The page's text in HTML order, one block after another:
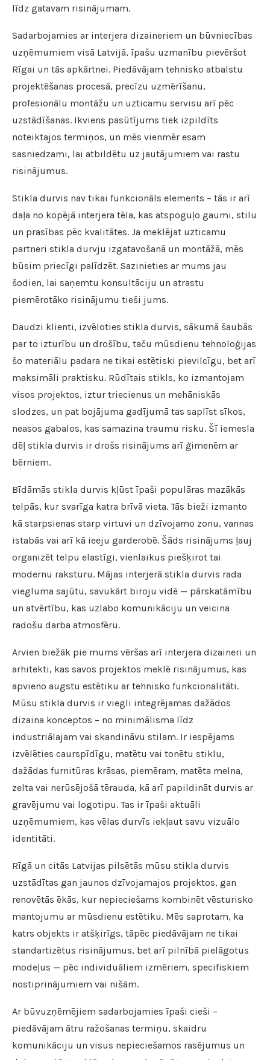
līdz gatavam risinājumam.
Sadarbojamies ar interjera dizaineriem un būvniecības
uzņēmumiem visā Latvijā, īpašu uzmanību pievēršot
Rīgai un tās apkārtnei. Piedāvājam tehnisko atbalstu
projektēšanas procesā, precīzu uzmērīšanu,
profesionālu montāžu un uzticamu servisu arī pēc
uzstādīšanas. Ikviens pasūtījums tiek izpildīts
noteiktajos termiņos, un mēs vienmēr esam
sasniedzami, lai atbildētu uz jautājumiem vai rastu
risinājumus.
Stikla durvis nav tikai funkcionāls elements – tās ir arī
daļa no kopējā interjera tēla, kas atspoguļo gaumi, stilu
un prasības pēc kvalitātes. Ja meklējat uzticamu
partneri stikla durvju izgatavošanā un montāžā, mēs
būsim priecīgi palīdzēt. Sazinieties ar mums jau
šodien, lai saņemtu konsultāciju un atrastu
piemērotāko risinājumu tieši jums.
Daudzi klienti, izvēloties stikla durvis, sākumā šaubās
par to izturību un drošību, taču mūsdienu tehnoloģijas
šo materiālu padara ne tikai estētiski pievilcīgu, bet arī
maksimāli praktisku. Rūdītais stikls, ko izmantojam
visos projektos, iztur triecienus un mehāniskās
slodzes, un pat bojājuma gadījumā tas saplīst sīkos,
neasos gabalos, kas samazina traumu risku. Šī iemesla
dēļ stikla durvis ir drošs risinājums arī ģimenēm ar
bērniem.
Bīdāmās stikla durvis kļūst īpaši populāras mazākās
telpās, kur svarīga katra brīvā vieta. Tās bieži izmanto
kā starpsienas starp virtuvi un dzīvojamo zonu, vannas
istabās vai arī kā ieeju garderobē. Šāds risinājums ļauj
organizēt telpu elastīgi, vienlaikus piešķirot tai
modernu raksturu. Mājas interjerā stikla durvis rada
viegluma sajūtu, savukārt biroju vidē — pārskatāmību
un atvērtību, kas uzlabo komunikāciju un veicina
radošu darba atmosfēru.
Arvien biežāk pie mums vēršas arī interjera dizaineri un
arhitekti, kas savos projektos meklē risinājumus, kas
apvieno augstu estētiku ar tehnisko funkcionalitāti.
Mūsu stikla durvis ir viegli integrējamas dažādos
dizaina konceptos – no minimālisma līdz
industriālajam vai skandināvu stilam. Ir iespējams
izvēlēties caurspīdīgu, matētu vai tonētu stiklu,
dažādas furnitūras krāsas, piemēram, matēta melna,
zelta vai nerūsējošā tērauda, kā arī papildināt durvis ar
gravējumu vai logotipu. Tas ir īpaši aktuāli
uzņēmumiem, kas vēlas durvīs iekļaut savu vizuālo
identitāti.
Rīgā un citās Latvijas pilsētās mūsu stikla durvis
uzstādītas gan jaunos dzīvojamajos projektos, gan
renovētās ēkās, kur nepieciešams kombinēt vēsturisko
mantojumu ar mūsdienu estētiku. Mēs saprotam, ka
katrs objekts ir atšķirīgs, tāpēc piedāvājam ne tikai
standartizētus risinājumus, bet arī pilnībā pielāgotus
modeļus — pēc individuāliem izmēriem, specifiskiem
nostiprinājumiem vai nišām.
Ar būvuzņēmējiem sadarbojamies īpaši cieši –
piedāvājam ātru ražošanas termiņu, skaidru
komunikāciju un visus nepieciešamos rasējumus un